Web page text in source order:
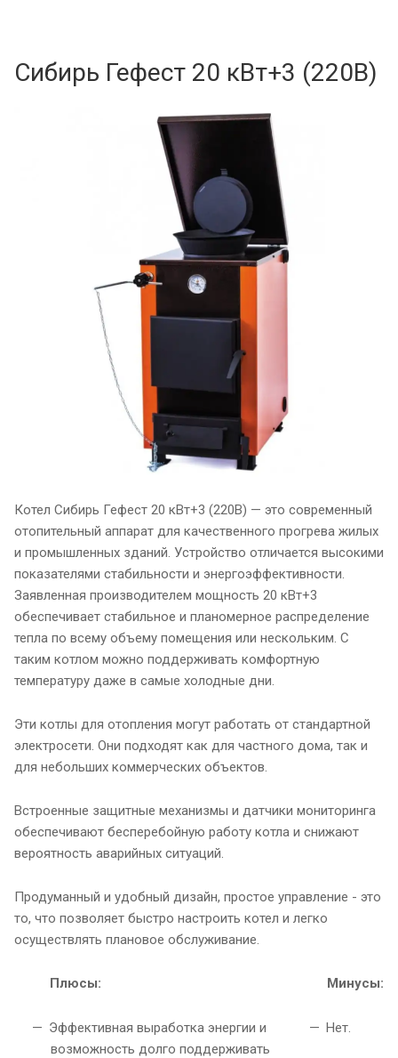
Сибирь Гефест 20 кВт+3 (220В)
Котел Сибирь Гефест 20 кВт+3 (220В) — это современный
отопительный аппарат для качественного прогрева жилых
и промышленных зданий. Устройство отличается высокими
показателями стабильности и энергоэффективности.
Заявленная производителем мощность 20 кВт+3
обеспечивает стабильное и планомерное распределение
тепла по всему объему помещения или нескольким. С
таким котлом можно поддерживать комфортную
температуру даже в самые холодные дни.
Эти котлы для отопления могут работать от стандартной
электросети. Они подходят как для частного дома, так и
для небольших коммерческих объектов.
Встроенные защитные механизмы и датчики мониторинга
обеспечивают бесперебойную работу котла и снижают
вероятность аварийных ситуаций.
Продуманный и удобный дизайн, простое управление - это
то, что позволяет быстро настроить котел и легко
осуществлять плановое обслуживание.
Плюсы:
Эффективная выработка энергии и
возможность долго поддерживать
Минусы:
Нет.